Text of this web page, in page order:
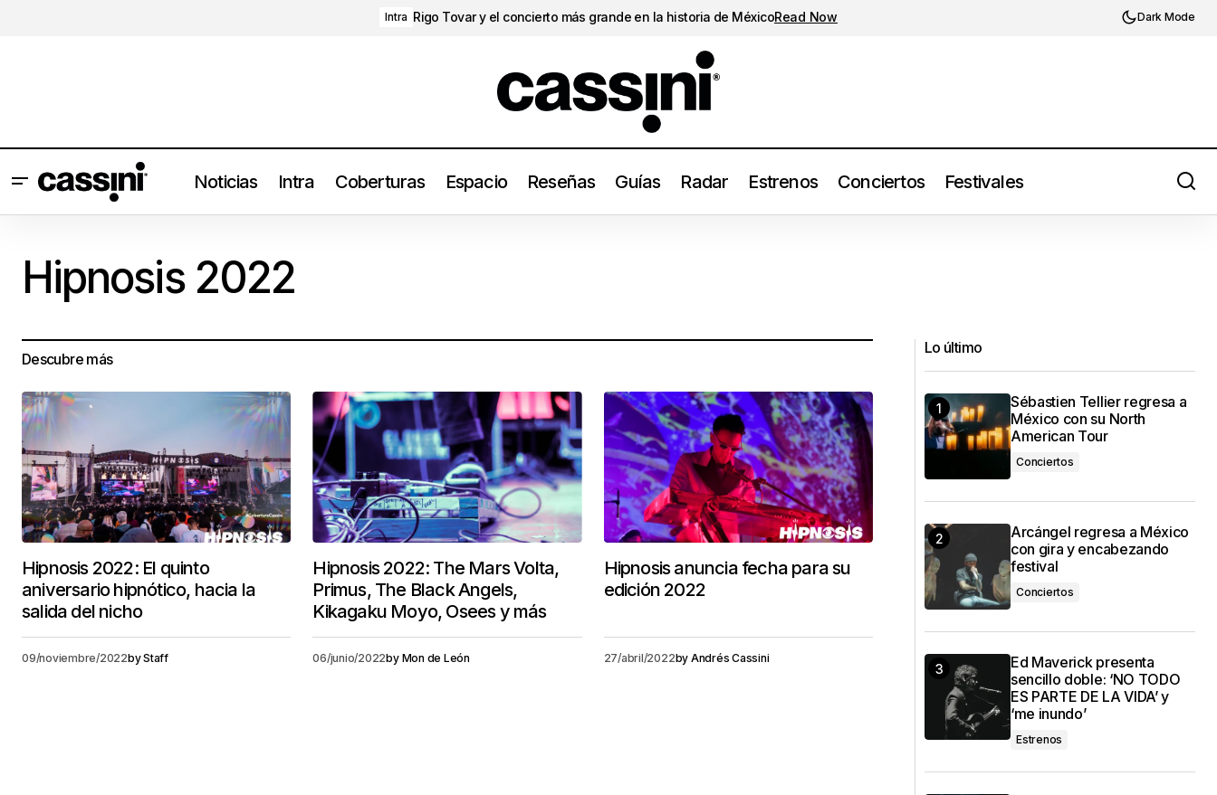
Intra Rigo Tovar y el concierto más grande en la historia de MéxicoRead Now Dark Mode
Noticias Intra Coberturas Espacio Reseñas Guías Radar Estrenos Conciertos Festivales
Hipnosis 2022
Descubre más
Hipnosis 2022: El quinto
aniversario hipnótico, hacia la
salida del nicho
09/noviembre/2022byStaff
Hipnosis 2022: The Mars Volta,
Primus, The Black Angels,
Kikagaku Moyo, Osees y más
06/junio/2022by Mon de León
Hipnosis anuncia fecha para su
edición 2022
27/abril/2022by Andrés Cassini
Lo último
Sébastien Tellier regresa a
México con su North
American Tour
Conciertos
Arcángel regresa a México
con gira y encabezando
festival
Conciertos
Ed Maverick presenta
sencillo doble: ‘NO TODO
ES PARTE DE LA VIDA’ y
‘me inundo’
Estrenos